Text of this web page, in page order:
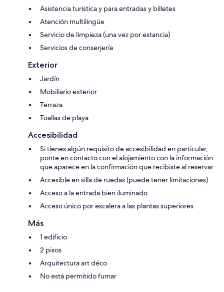
Asistencia turística y para entradas y billetes
Atención multilingüe
Servicio de limpieza (una vez por estancia)
Servicios de conserjería
Exterior
Jardín
Mobiliario exterior
Terraza
Toallas de playa
Accesibilidad
Si tienes algún requisito de accesibilidad en particular,
ponte en contacto con el alojamiento con la información
que aparece en la confirmación que recibiste al reservar.
Accesible en silla de ruedas (puede tener limitaciones)
Acceso a la entrada bien iluminado
Acceso único por escalera a las plantas superiores
Más
1 edificio
2 pisos
Arquitectura art déco
No está permitido fumar